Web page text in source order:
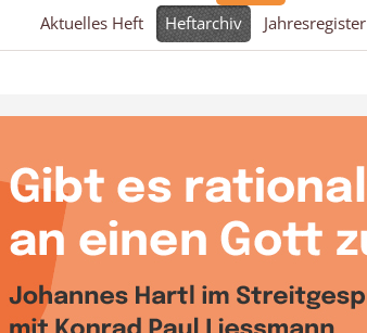
Aktuelles Heft Heftarchiv Jahresregister